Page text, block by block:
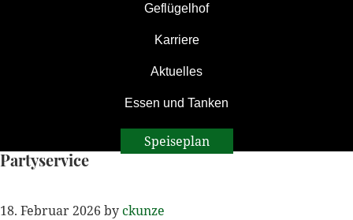
Geflügelhof
Karriere
Aktuelles
Essen und Tanken
Speiseplan
Partyservice
18. Februar 2026 byckunze